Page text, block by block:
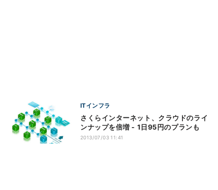
ITインフラ
さくらインターネット、クラウドのライ
ンナップを倍増 - 1日95円のプランも
2013/07/03 11:41